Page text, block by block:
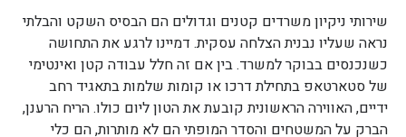
שירותי ניקיון משרדים קטנים וגדולים הם הבסיס השקט והבלתי
נראה שעליו נבנית הצלחה עסקית. דמיינו לרגע את התחושה
כשנכנסים בבוקר למשרד. בין אם זה חלל עבודה קטן ואינטימי
של סטארטאפ בתחילת דרכו או קומות שלמות בתאגיד רחב
ידיים, האווירה הראשונית קובעת את הטון ליום כולו. הריח הרענן,
הברק על המשטחים והסדר המופתי הם לא מותרות, הם כלי